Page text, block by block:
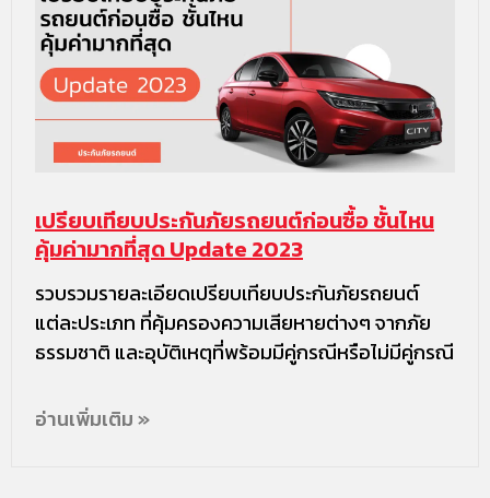
เปรียบเทียบประกันภัยรถยนต์ก่อนซื้อ ชั้นไหน
คุ้มค่ามากที่สุด Update 2023
รวบรวมรายละเอียดเปรียบเทียบประกันภัยรถยนต์
แต่ละประเภท ที่คุ้มครองความเสียหายต่างๆ จากภัย
ธรรมชาติ และอุบัติเหตุที่พร้อมมีคู่กรณีหรือไม่มีคู่กรณี
อ่านเพิ่มเติม »